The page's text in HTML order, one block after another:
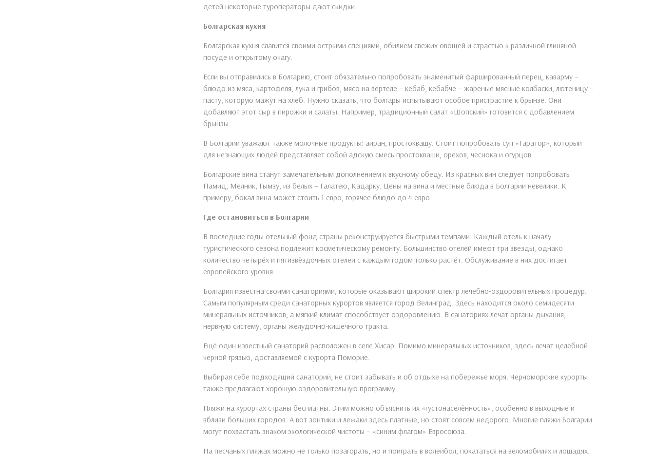
детей некоторые туроператоры дают скидки.
Болгарская кухня
Болгарская кухня славится своими острыми специями, обилием свежих овощей и страстью к различной глиняной
посуде и открытому очагу.
Если вы отправились в Болгарию, стоит обязательно попробовать знаменитый фаршированный перец, каварму –
блюдо из мяса, картофеля, лука и грибов, мясо на вертеле – кебаб, кебабче – жареные мясные колбаски, лютеницу –
пасту, которую мажут на хлеб. Нужно сказать, что болгары испытывают особое пристрастие к брынзе. Они
добавляют этот сыр в пирожки и салаты. Например, традиционный салат «Шопский» готовится с добавлением
брынзы.
В Болгарии уважают также молочные продукты: айран, простоквашу. Стоит попробовать суп «Таратор», который
для незнающих людей представляет собой адскую смесь простокваши, орехов, чеснока и огурцов.
Болгарские вина станут замечательным дополнением к вкусному обеду. Из красных вин следует попробовать
Памид, Мелник, Гымзу, из белых – Галатею, Кадарку. Цены на вина и местные блюда в Болгарии невелики. К
примеру, бокал вина может стоить 1 евро, горячее блюдо до 4 евро.
Где остановиться в Болгарии
В последние годы отельный фонд страны реконструируется быстрыми темпами. Каждый отель к началу
туристического сезона подлежит косметическому ремонту. Большинство отелей имеют три звезды, однако
количество четырёх и пятизвёздочных отелей с каждым годом только растёт. Обслуживание в них достигает
европейского уровня.
Болгария известна своими санаториями, которые оказывают широкий спектр лечебно-оздоровительных процедур.
Самым популярным среди санаторных курортов является город Велинград. Здесь находится около семидесяти
минеральных источников, а мягкий климат способствует оздоровлению. В санаториях лечат органы дыхания,
нервную систему, органы желудочно-кишечного тракта.
Ещё один известный санаторий расположен в селе Хисар. Помимо минеральных источников, здесь лечат целебной
чёрной грязью, доставляемой с курорта Поморие.
Выбирая себе подходящий санаторий, не стоит забывать и об отдыхе на побережье моря. Черноморские курорты
также предлагают хорошую оздоровительную программу.
Пляжи на курортах страны бесплатны. Этим можно объяснить их «густонаселённость», особенно в выходные и
вблизи больших городов. А вот зонтики и лежаки здесь платные, но стоят совсем недорого. Многие пляжи Болгарии
могут похвастать знаком экологической чистоты – «синим флагом» Евросоюза.
На песчаных пляжах можно не только позагорать, но и поиграть в волейбол, покататься на веломобилях и лошадях.